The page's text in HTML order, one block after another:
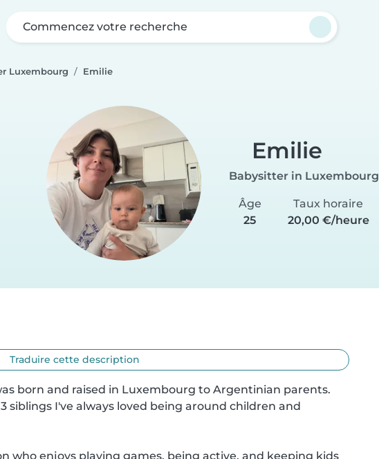
Commencez votre recherche
Luxembourg Emilie
Emilie
Babysitter in Luxembourg
Âge
25
Taux horaire
20,00 €/heure
Traduire cette description
born and raised in Luxembourg to Argentinian parents.
siblings I've always loved being around children and
who enjoys playing games, being active, and keeping kids